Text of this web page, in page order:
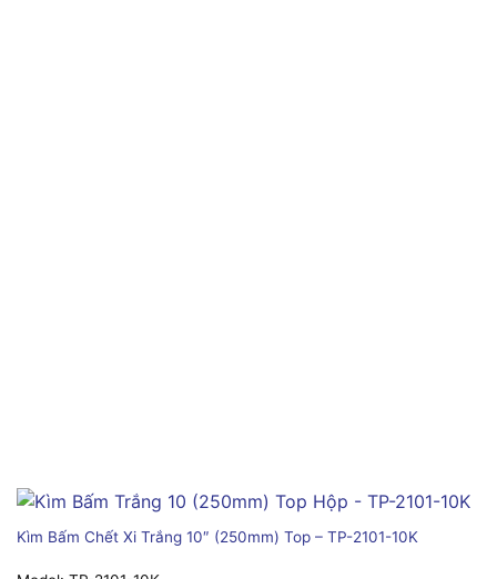
Kìm Bấm Chết Xi Trắng 10″ (250mm) Top – TP-2101-10K